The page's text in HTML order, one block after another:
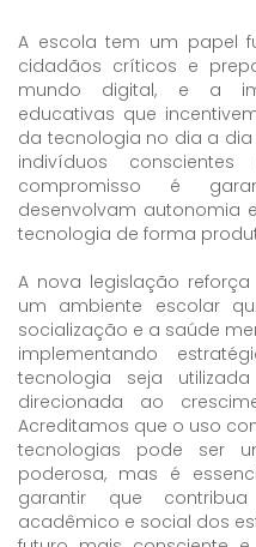
A escola tem um papel
cidadãos críticos e
mundo digital, e a
educativas que
da tecnologia no dia a
indivíduos
compromisso é
desenvolvam autonomia
tecnologia de forma
A nova legislação
um ambiente escolar
socialização e a saúde
implementando
tecnologia seja
direcionada ao
Acreditamos que o uso
tecnologias pode ser
poderosa, mas é
garantir que
acadêmico e social dos